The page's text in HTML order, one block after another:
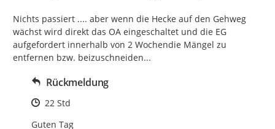
Nichts passiert .... aber wenn die Hecke auf den Gehweg
wächst wird direkt das OA eingeschaltet und die EG
aufgefordert innerhalb von 2 Wochendie Mängel zu
entfernen bzw. beizuschneiden...
Rückmeldung
Zeitpunkt des Erstellens
22 Std
Guten Tag